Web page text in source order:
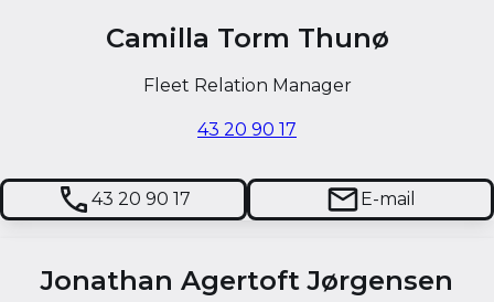
Camilla Torm Thunø
Fleet Relation Manager
43 20 90 17
43 20 90 17 E-mail
Jonathan Agertoft Jørgensen